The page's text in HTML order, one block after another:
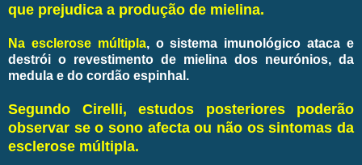
que prejudica a produção de mielina.
Na esclerose múltipla, o sistema imunológico ataca e
destrói o revestimento de mielina dos neurónios, da
medula e do cordão espinhal.
Segundo Cirelli, estudos posteriores poderão
observar se o sono afecta ou não os sintomas da
esclerose múltipla.